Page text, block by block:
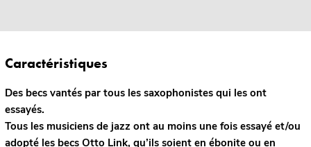
Caractéristiques
Des becs vantés par tous les saxophonistes qui les ont
essayés.
Tous les musiciens de jazz ont au moins une fois essayé et/ou
adopté les becs Otto Link, qu’ils soient en ébonite ou en